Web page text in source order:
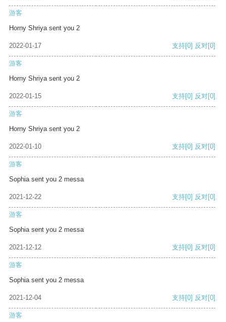
游客
Horny Shriya sent you 2
2022-01-17 支持[0] 反对[0]
游客
Horny Shriya sent you 2
2022-01-15 支持[0] 反对[0]
游客
Horny Shriya sent you 2
2022-01-10 支持[0] 反对[0]
游客
Sophia sent you 2 messa
2021-12-22 支持[0] 反对[0]
游客
Sophia sent you 2 messa
2021-12-12 支持[0] 反对[0]
游客
Sophia sent you 2 messa
2021-12-04 支持[0] 反对[0]
游客